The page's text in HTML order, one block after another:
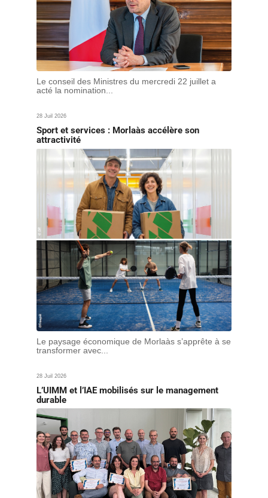
Le conseil des Ministres du mercredi 22 juillet a
acté la nomination...
28 Juil 2026
Sport et services : Morlaàs accélère son
attractivité
Le paysage économique de Morlaàs s’apprête à se
transformer avec...
28 Juil 2026
L’UIMM et l’IAE mobilisés sur le management
durable